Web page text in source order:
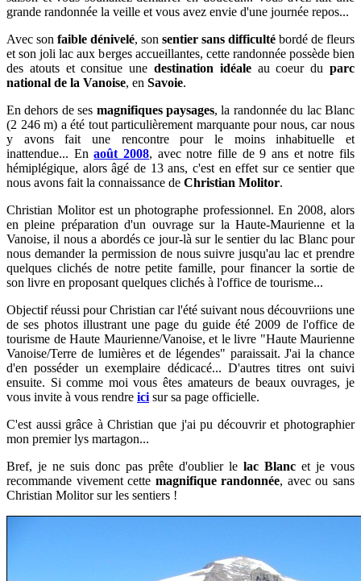
grande randonnée la veille et vous avez envie d'une journée repos...
Avec son faible dénivelé, son sentier sans difficulté bordé de fleurs
et son joli lac aux berges accueillantes, cette randonnée possède bien
des atouts et consitue une destination idéaleau coeur duparc
national de la Vanoise, en Savoie.
En dehors de ses magnifiques paysages, la randonnée du lac Blanc
(2 246 m) a été tout particulièrement marquante pour nous, car nous
y avons fait une rencontre pour le moins inhabituelle et
inattendue... Enaoût 2008, avecnotre fille de 9 ans et notre fils
hémiplégique, alors âgé de 13 ans, c'est en effet sur ce sentier que
nous avons fait la connaissance de Christian Molitor.
Christian Molitor est un photographe professionnel. En 2008, alors
en pleine préparation d'un ouvrage sur la Haute-Maurienne et la
Vanoise, il nous a abordés ce jour-là sur le sentier du lac Blanc pour
nous demander la permission de nous suivre jusqu'au lac et prendre
quelques clichés de notre petite famille, pour financer la sortie de
son livre en proposant quelques clichés à l'office de tourisme...
Objectif réussi pour Christian car l'été suivant nous découvriions une
de ses photos illustrant une page du guide été 2009 de l'office de
tourisme de Haute Maurienne/Vanoise, et le livre "Haute Maurienne
Vanoise/Terre de lumières et de légendes" paraissait. J'ai la chance
d'en posséder un exemplaire dédicacé... D'autres titres ont suivi
ensuite. Si comme moi vous êtes amateurs de beaux ouvrages, je
vous invite à vous rendre ici sur sa page officielle.
C'est aussi grâce à Christian que j'ai pu découvrir et photographier
mon premier lys martagon...
Bref, je ne suis donc pas prête d'oublier le lac Blanc et je vous
recommande vivement cette magnifique randonnée, avec ou sans
Christian Molitor sur les sentiers !